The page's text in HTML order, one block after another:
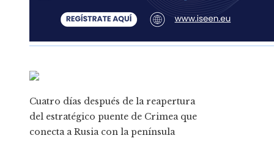
Cuatro días después de la reapertura
del estratégico puente de Crimea que
conecta a Rusia con la península